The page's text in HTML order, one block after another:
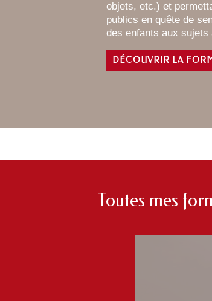
objets, etc.) et
publics en quête de
des enfants aux sujets
DÉCOUVRIR LA
Toutes mes